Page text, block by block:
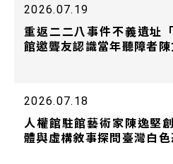
2026.07.19
重返二二八事件不義遺址
館邀聾友認識當年聽障者
2026.07.18
人權館駐館藝術家陳逸堅
體與虛構敘事探問臺灣白